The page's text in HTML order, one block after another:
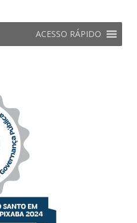
ACESSO RÁPIDO